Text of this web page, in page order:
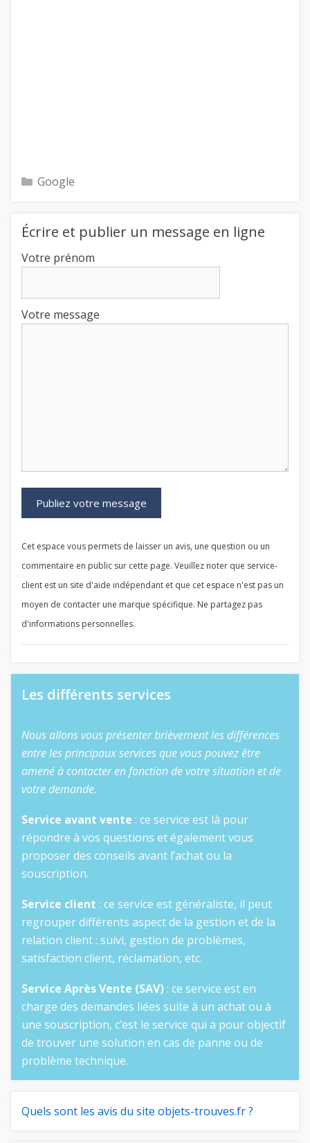
Catégories
Google
Écrire et publier un message en ligne
Votre prénom
Votre message
Cet espace vous permets de laisser un avis, une question ou un
commentaire en public sur cette page. Veuillez noter que service-
client est un site d'aide indépendant et que cet espace n'est pas un
moyen de contacter une marque spécifique. Ne partagez pas
d'informations personnelles.
Les différents services
Nous allons vous présenter brièvement les différences
entre les principaux services que vous pouvez être
amené à contacter en fonction de votre situation et de
votre demande.
Service avant vente : ce service est là pour
répondre à vos questions et également vous
proposer des conseils avant l’achat ou la
souscription.
Service client : ce service est généraliste, il peut
regrouper différents aspect de la gestion et de la
relation client : suivi, gestion de problèmes,
satisfaction client, réclamation, etc.
Service Après Vente (SAV) : ce service est en
charge des demandes liées suite à un achat ou à
une souscription, c’est le service qui a pour objectif
de trouver une solution en cas de panne ou de
problème technique.
Quels sont les avis du site objets-trouves.fr ?